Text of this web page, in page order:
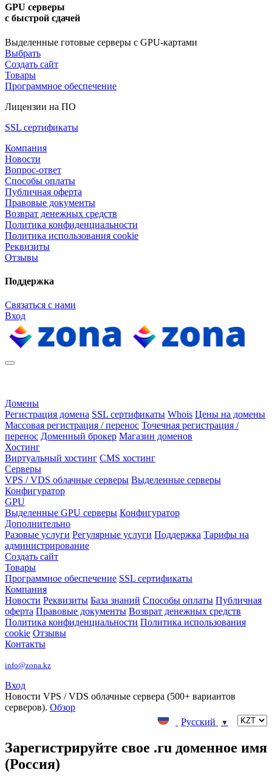
GPU серверы
с быстрой сдачей
Выделенные готовые серверы с GPU-картами
Выбрать
Создать сайт
Товары
Программное обеспечение
Лицензии на ПО
SSL сертификаты
Компания
Новости
Вопрос-ответ
Способы оплаты
Публичная оферта
Правовые документы
Возврат денежных средств
Политика конфиденциальности
Политика использования cookie
Реквизиты
Отзывы
Поддержка
Связаться с нами
Вход
Домены
Регистрация домена SSL сертификаты Whois Цены на домены
Массовая регистрация / перенос Точечная регистрация /
перенос Доменный брокер Магазин доменов
Хостинг
Виртуальный хостинг CMS хостинг
Серверы
VPS / VDS облачные серверы Выделенные серверы
Конфигуратор
GPU
Выделенные GPU серверы Конфигуратор
Дополнительно
Разовые услуги Регулярные услуги Поддержка Тарифы на
администрирование
Создать сайт
Товары
Программное обеспечение SSL сертификаты
Компания
Новости Реквизиты База знаний Способы оплаты Публичная
оферта Правовые документы Возврат денежных средств
Политика конфиденциальности Политика использования
cookie Отзывы
Контакты
info@zona.kz
Вход
Новости VPS / VDS облачные сервера (500+ вариантов
серверов). Обзор
Русский
▼
Зарегистрируйте свое .ru доменное имя
(Россия)